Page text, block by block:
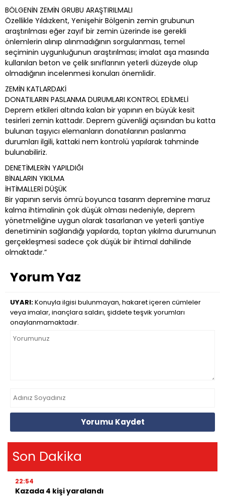
BÖLGENİN ZEMİN GRUBU ARAŞTIRILMALI
Özellikle Yıldızkent, Yenişehir Bölgenin zemin grubunun
araştırılması eğer zayıf bir zemin üzerinde ise gerekli
önlemlerin alınıp alınmadığının sorgulanması, temel
seçiminin uygunluğunun araştırılması; imalat aşa masında
kullanılan beton ve çelik sınıflarının yeterli düzeyde olup
olmadığının incelenmesi konuları önemlidir.
ZEMİN KATLARDAKİ
DONATILARIN PASLANMA DURUMLARI KONTROL EDİLMELİ
Deprem etkileri altında kalan bir yapının en büyük kesit
tesirleri zemin kattadır. Deprem güvenliği açısından bu katta
bulunan taşıyıcı elemanların donatılarının paslanma
durumları ilgili, kattaki nem kontrolü yapılarak tahminde
bulunabiliriz.
DENETİMLERİN YAPILDIĞI
BİNALARIN YIKILMA
İHTİMALLERİ DÜŞÜK
Bir yapının servis ömrü boyunca tasarım depremine maruz
kalma ihtimalinin çok düşük olması nedeniyle, deprem
yönetmeliğine uygun olarak tasarlanan ve yeterli şantiye
denetiminin sağlandığı yapılarda, toptan yıkılma durumunun
gerçekleşmesi sadece çok düşük bir ihtimal dahilinde
olmaktadır.”
Yorum Yaz
UYARI:Konuyla ilgisi bulunmayan, hakaret içeren cümleler
veya imalar, inançlara saldırı, şiddete teşvik yorumları
onaylanmamaktadır.
Yorumu Kaydet
Son Dakika
22:54
Kazada 4 kişi yaralandı